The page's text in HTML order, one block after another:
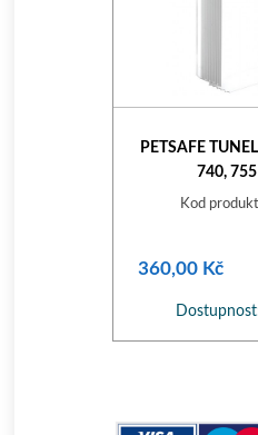
PETSAFE
740,
Kod
360,00 Kč